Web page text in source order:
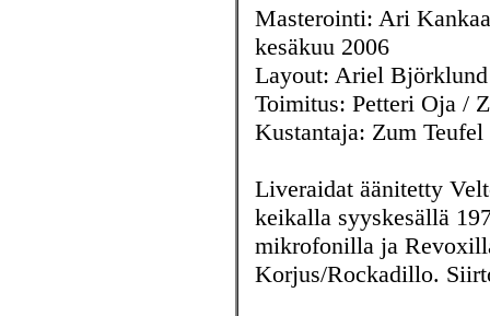
Masterointi: Ari
kesäkuu 2006
Layout: Ariel Björklund
Toimitus: Petteri Oja /
Kustantaja: Zum Teufel
Liveraidat äänitetty
keikalla syyskesällä
mikrofonilla ja
Korjus/Rockadillo.